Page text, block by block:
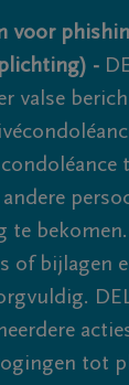
voor
-
valse
te
of bijlagen
tot